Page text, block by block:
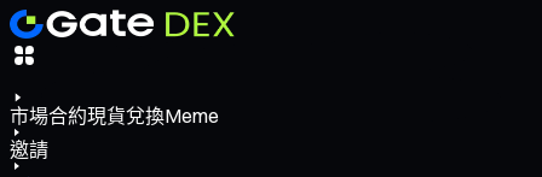
市場合約現貨兌換Meme
邀請